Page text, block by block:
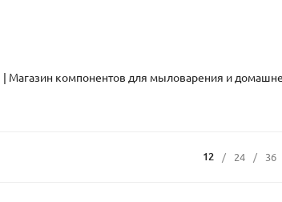
| Магазин компонентов для мыловарения и
12 / 24 / 36